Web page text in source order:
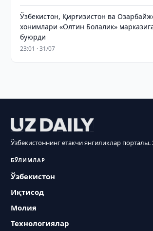
Ўзбекистон, Қирғизистон ва
хонимлари «Олтин Болалик»
буюрди
23:01 · 31/07
Ўзбекистоннинг етакчи янгиликлар
БЎЛИМЛАР
Ўзбекистон
Иқтисод
Молия
Технологиялар